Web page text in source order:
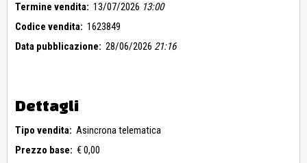
Termine vendita: 13/07/2026 13:00
Codice vendita: 1623849
Data pubblicazione: 28/06/2026 21:16
Dettagli
Tipo vendita: Asincrona telematica
Prezzo base: € 0,00